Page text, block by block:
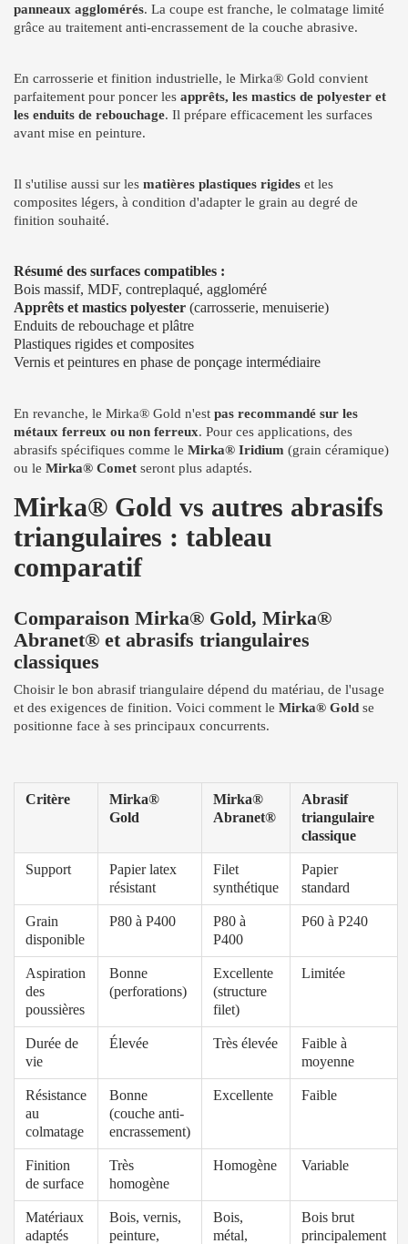
panneaux agglomérés. La coupe est franche, le colmatage limité
grâce au traitement anti-encrassement de la couche abrasive.
En carrosserie et finition industrielle, le Mirka® Gold convient
parfaitement pour poncer les apprêts, les mastics de polyester et
les enduits de rebouchage. Il prépare efficacement les surfaces
avant mise en peinture.
Il s'utilise aussi sur les matières plastiques rigides et les
composites légers, à condition d'adapter le grain au degré de
finition souhaité.
Résumé des surfaces compatibles :
Bois massif, MDF, contreplaqué, aggloméré
Apprêts et mastics polyester (carrosserie, menuiserie)
Enduits de rebouchage et plâtre
Plastiques rigides et composites
Vernis et peintures en phase de ponçage intermédiaire
En revanche, le Mirka® Gold n'est pas recommandé sur les
métaux ferreux ou non ferreux. Pour ces applications, des
abrasifs spécifiques comme le Mirka® Iridium (grain céramique)
ou le Mirka® Comet seront plus adaptés.
Mirka® Gold vs autres abrasifs
triangulaires : tableau
comparatif
Comparaison Mirka® Gold, Mirka®
Abranet® et abrasifs triangulaires
classiques
Choisir le bon abrasif triangulaire dépend du matériau, de l'usage
et des exigences de finition. Voici comment le Mirka® Gold se
positionne face à ses principaux concurrents.
Critère
Mirka®
Gold
Mirka®
Abranet®
Abrasif
triangulaire
classique
Support
Papier latex
résistant
Filet
synthétique
Papier
standard
Grain
disponible
P80 à P400
P80 à
P400
P60 à P240
Aspiration
des
poussières
Bonne
(perforations)
Excellente
(structure
filet)
Limitée
Durée de
vie
Élevée Très élevée
Faible à
moyenne
Résistance
au
colmatage
Bonne
(couche anti-
encrassement)
Excellente Faible
Finition
de surface
Très
homogène
Homogène Variable
Matériaux
adaptés
Bois, vernis,
peinture,
Bois,
métal,
Bois brut
principalement